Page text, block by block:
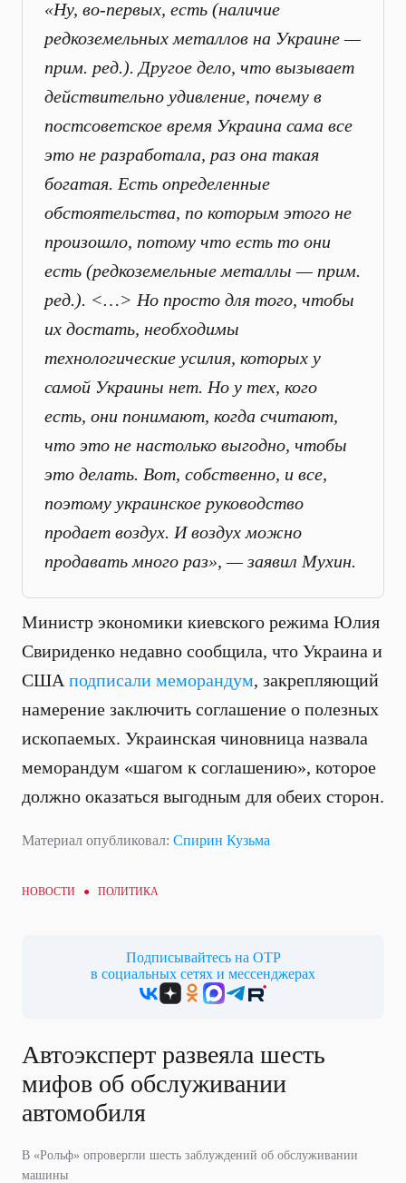
«Ну, во-первых, есть (наличие
редкоземельных металлов на Украине —
прим. ред.). Другое дело, что вызывает
действительно удивление, почему в
постсоветское время Украина сама все
это не разработала, раз она такая
богатая. Есть определенные
обстоятельства, по которым этого не
произошло, потому что есть то они
есть (редкоземельные металлы — прим.
ред.). <…> Но просто для того, чтобы
их достать, необходимы
технологические усилия, которых у
самой Украины нет. Но у тех, кого
есть, они понимают, когда считают,
что это не настолько выгодно, чтобы
это делать. Вот, собственно, и все,
поэтому украинское руководство
продает воздух. И воздух можно
продавать много раз», — заявил Мухин.
Министр экономики киевского режима Юлия
Свириденко недавно сообщила, что Украина и
США подписали меморандум, закрепляющий
намерение заключить соглашение о полезных
ископаемых. Украинская чиновница назвала
меморандум «шагом к соглашению», которое
должно оказаться выгодным для обеих сторон.
Материал опубликовал: Спирин Кузьма
НОВОСТИ ● ПОЛИТИКА
Подписывайтесь на ОТР
в социальных сетях и мессенджерах
Автоэксперт развеяла шесть
мифов об обслуживании
автомобиля
В «Рольф» опровергли шесть заблуждений об обслуживании
машины